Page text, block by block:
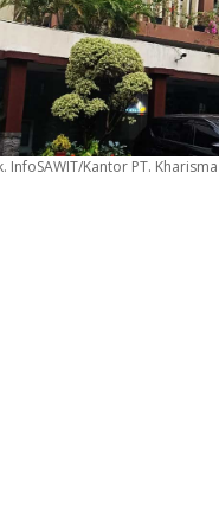
InfoSAWIT/Kantor PT.